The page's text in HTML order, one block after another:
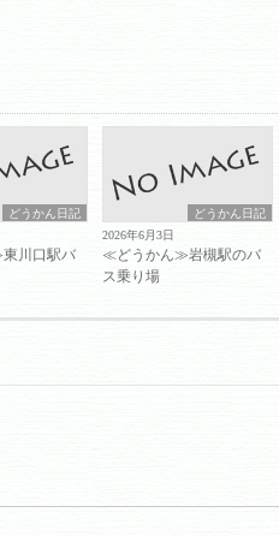
どうかん日記
川口駅バ
どうかん日記
2026年6月3日
≪どうかん≫岩槻駅のバ
ス乗り場